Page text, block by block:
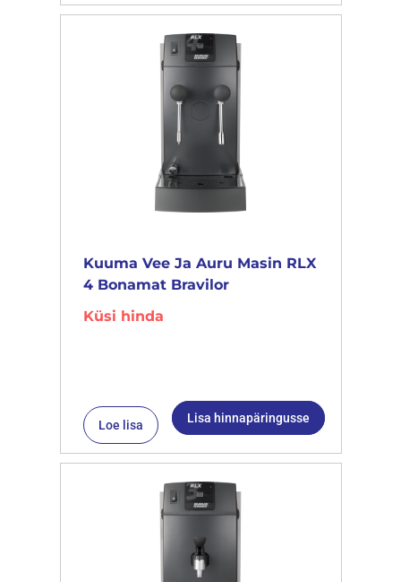
Kuuma Vee Ja Auru Masin RLX
4 Bonamat Bravilor
Küsi hinda
Loe lisa Lisa hinnapäringusse